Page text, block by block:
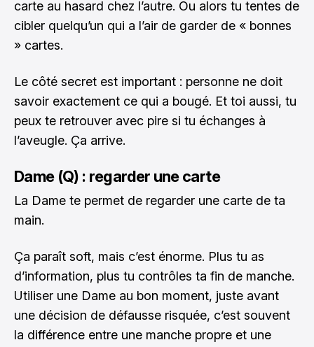
carte au hasard chez l’autre. Ou alors tu tentes de
cibler quelqu’un qui a l’air de garder de « bonnes
» cartes.
Le côté secret est important : personne ne doit
savoir exactement ce qui a bougé. Et toi aussi, tu
peux te retrouver avec pire si tu échanges à
l’aveugle. Ça arrive.
Dame (Q) : regarder une carte
La Dame te permet de regarder une carte de ta
main.
Ça paraît soft, mais c’est énorme. Plus tu as
d’information, plus tu contrôles ta fin de manche.
Utiliser une Dame au bon moment, juste avant
une décision de défausse risquée, c’est souvent
la différence entre une manche propre et une